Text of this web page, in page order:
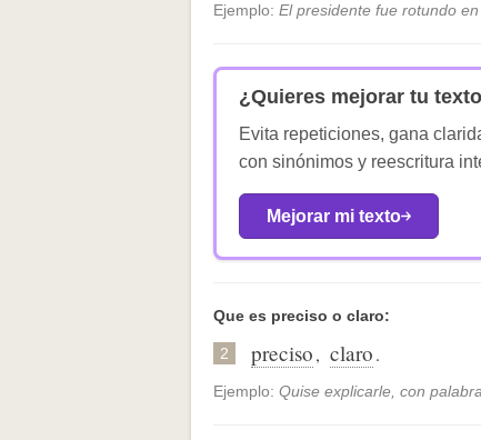
Ejemplo: El presidente fue rotundo
¿Quieres mejorar tu
Evita repeticiones, gana
con sinónimos y reescritura
Mejorar mi texto
Que es preciso o claro:
2 preciso, claro.
Ejemplo: Quise explicarle, con